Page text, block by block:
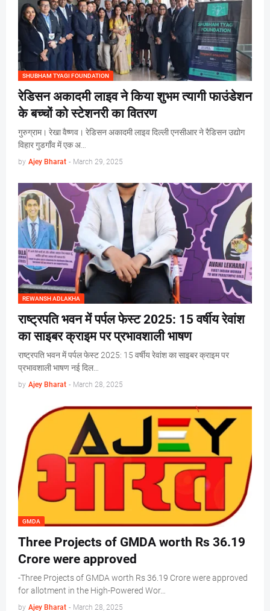
SHUBHAM TYAGI FOUNDATION
रेडिसन अकादमी लाइव ने किया शुभम त्यागी फाउंडेशन
के बच्चों को स्टेशनरी का वितरण
गुरुग्राम। रेखा वैष्णव। रेडिसन अकादमी लाइव दिल्ली एनसीआर ने रैडिसन उद्योग
विहार गुडगाँव में एक अ…
by Ajey Bharat - March 29, 2025
REWANSH ADLAKHA
राष्ट्रपति भवन में पर्पल फेस्ट 2025: 15 वर्षीय रेवांश
का साइबर क्राइम पर प्रभावशाली भाषण
राष्ट्रपति भवन में पर्पल फेस्ट 2025: 15 वर्षीय रेवांश का साइबर क्राइम पर
प्रभावशाली भाषण नई दिल…
by Ajey Bharat - March 28, 2025
GMDA
Three Projects of GMDA worth Rs 36.19
Crore were approved
-Three Projects of GMDA worth Rs 36.19 Crore were approved
for allotment in the High-Powered Wor…
by Ajey Bharat - March 28, 2025